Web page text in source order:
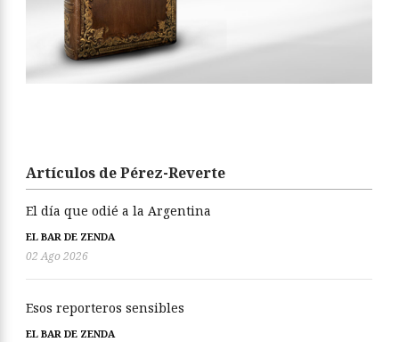
Artículos de Pérez-Reverte
El día que odié a la Argentina
EL BAR DE ZENDA
02 Ago 2026
Esos reporteros sensibles
EL BAR DE ZENDA